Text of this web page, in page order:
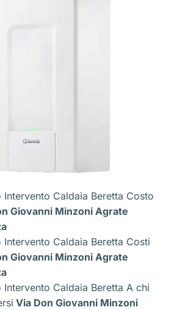
Intervento Caldaia Beretta Costo
Giovanni Minzoni Agrate
Intervento Caldaia Beretta Costi
Giovanni Minzoni Agrate
Intervento Caldaia Beretta A chi
Via Don Giovanni Minzoni